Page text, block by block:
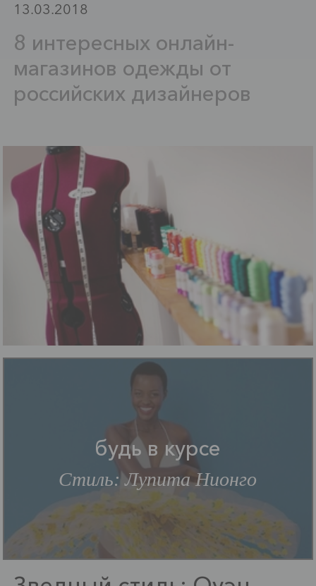
13.03.2018
8 интересных онлайн-
магазинов одежды от
российских дизайнеров
будь в курсе
Стиль: Лупита Нионго